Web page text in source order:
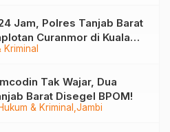
Kriminal
Jam, Polres Tanjab Barat
Curanmor di Kuala
Hukum & Kriminal Jambi
Tak Wajar, Dua
Barat Disegel BPOM!